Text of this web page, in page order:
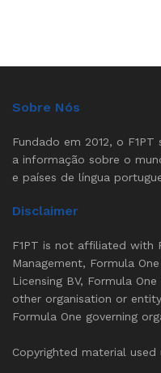
Sobre Nós
Fundado em 2012, o
a informação sobre o
e países de língua
Disclaimer
F1PT is not affiliated with
Management, Formula
Licensing BV, Formula
other organisation or
Formula One governing
Copyrighted material used